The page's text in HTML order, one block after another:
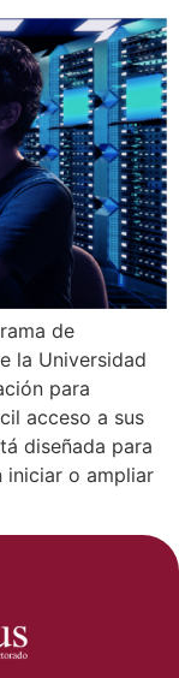
de
la Universidad
para
acceso a sus
diseñada para
iniciar o ampliar